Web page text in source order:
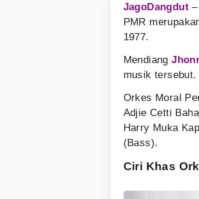
JagoDangdut–
PMR
1977.
Mendiang
musik tersebut.
Orkes Moral
Adjie Cetti
Harry Muka
(Bass).
Ciri Khas